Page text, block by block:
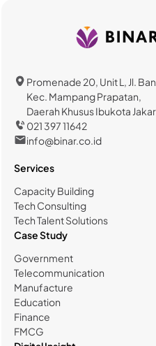
Promenade 20, Unit L, Jl.
Kec. Mampang Prapatan,
Daerah Khusus Ibukota
021 397 11642
info@binar.co.id
Services
Capacity Building
Tech Consulting
Tech Talent Solutions
Case Study
Government
Telecommunication
Manufacture
Education
Finance
FMCG